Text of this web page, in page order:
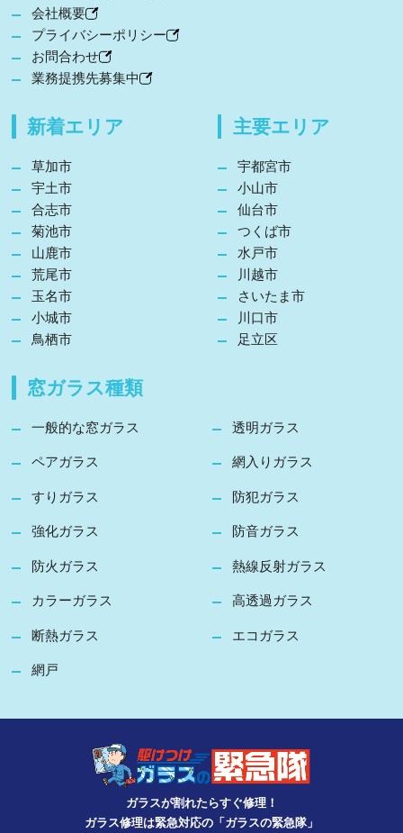
会社概要
プライバシーポリシー
お問合わせ
業務提携先募集中
新着エリア
草加市
宇土市
合志市
菊池市
山鹿市
荒尾市
玉名市
小城市
鳥栖市
主要エリア
宇都宮市
小山市
仙台市
つくば市
水戸市
川越市
さいたま市
川口市
足立区
窓ガラス種類
一般的な窓ガラス 透明ガラス
ペアガラス 網入りガラス
すりガラス 防犯ガラス
強化ガラス 防音ガラス
防火ガラス 熱線反射ガラス
カラーガラス 高透過ガラス
断熱ガラス エコガラス
網戸
ガラスが割れたらすぐ修理！
ガラス修理は緊急対応の「ガラスの緊急隊」